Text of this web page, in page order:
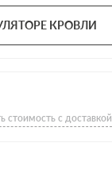
КРОВЛИ
стоимость с доставкой